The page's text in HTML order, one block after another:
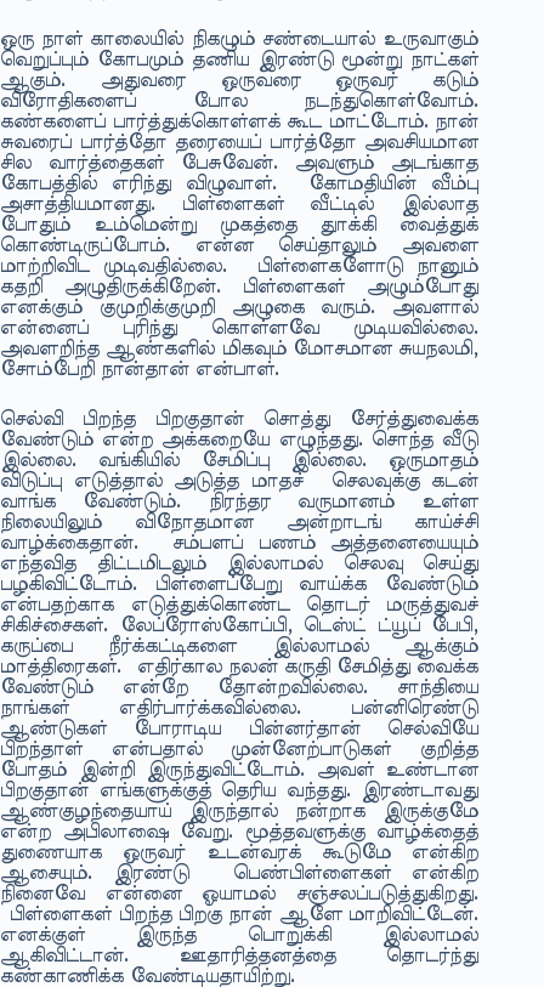
ஒரு நாள் காலையில் நிகழும் சண்டையால் உருவாகும்
வெறுப்பும் கோபமும் தணிய இரண்டு மூன்று நாட்கள்
ஆகும். அதுவரை ஒருவரை ஒருவர் கடும்
விரோதிகளைப் போல நடந்துகொள்வோம்.
கண்களைப் பார்த்துக்கொள்ளக் கூட மாட்டோம். நான்
சுவரைப் பார்த்தோ தரையைப் பார்த்தோ அவசியமான
சில வார்த்தைகள் பேசுவேன். அவளும் அடங்காத
கோபத்தில் எரிந்து விழுவாள். கோமதியின் வீம்பு
அசாத்தியமானது. பிள்ளைகள் வீட்டில் இல்லாத
போதும் உம்மென்று முகத்தை துாக்கி வைத்துக்
கொண்டிருப்போம். என்ன செய்தாலும் அவளை
மாற்றிவிட முடிவதில்லை. பிள்ளைகளோடு நானும்
கதறி அழுதிருக்கிறேன். பிள்ளைகள் அழும்போது
எனக்கும் குமுறிக்குமுறி அழுகை வரும். அவளால்
என்னைப் புரிந்து கொள்ளவே முடியவில்லை.
அவளறிந்த ஆண்களில் மிகவும் மோசமான சுயநலமி,
சோம்பேறி நான்தான் என்பாள்.
செல்வி பிறந்த பிறகுதான் சொத்து சேர்த்துவைக்க
வேண்டும் என்ற அக்கறையே எழுந்தது. சொந்த வீடு
இல்லை. வங்கியில் சேமிப்பு இல்லை. ஒருமாதம்
விடுப்பு எடுத்தால் அடுத்த மாதச் செலவுக்கு கடன்
வாங்க வேண்டும். நிரந்தர வருமானம் உள்ள
நிலையிலும் விநோதமான அன்றாடங் காய்ச்சி
வாழ்க்கைதான். சம்பளப் பணம் அத்தனையையும்
எந்தவித திட்டமிடலும் இல்லாமல் செலவு செய்து
பழகிவிட்டோம். பிள்ளைப்பேறு வாய்க்க வேண்டும்
என்பதற்காக எடுத்துக்கொண்ட தொடர் மருத்துவச்
சிகிச்சைகள். லேப்ரோஸ்கோப்பி, டெஸ்ட் ட்யூப் பேபி,
கருப்பை நீர்க்கட்டிகளை இல்லாமல் ஆக்கும்
மாத்திரைகள். எதிர்கால நலன் கருதி சேமித்து வைக்க
வேண்டும் என்றே தோன்றவில்லை. சாந்தியை
நாங்கள் எதிர்பார்க்கவில்லை. பன்னிரெண்டு
ஆண்டுகள் போராடிய பின்னர்தான் செல்வியே
பிறந்தாள் என்பதால் முன்னேற்பாடுகள் குறித்த
போதம் இன்றி இருந்துவிட்டோம். அவள் உண்டான
பிறகுதான் எங்களுக்குத் தெரிய வந்தது. இரண்டாவது
ஆண்குழந்தையாய் இருந்தால் நன்றாக இருக்குமே
என்ற அபிலாஷை வேறு. மூத்தவளுக்கு வாழ்க்தைத்
துணையாக ஒருவர் உடன்வரக் கூடுமே என்கிற
ஆசையும். இரண்டு பெண்பிள்ளைகள் என்கிற
நினைவே என்னை ஓயாமல் சஞ்சலப்படுத்துகிறது.
பிள்ளைகள் பிறந்த பிறகு நான் ஆளே மாறிவிட்டேன்.
எனக்குள் இருந்த பொறுக்கி இல்லாமல்
ஆகிவிட்டான். ஊதாரித்தனத்தை தொடர்ந்து
கண்காணிக்க வேண்டியதாயிற்று.